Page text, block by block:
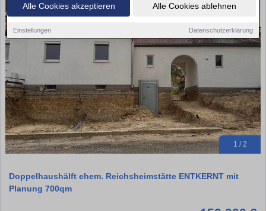
Alle Cookies akzeptieren Alle Cookies ablehnen
Einstellungen Datenschutzerklärung
1 / 2
Doppelhaushälft ehem. Reichsheimstätte ENTKERNT mit
Planung 700qm